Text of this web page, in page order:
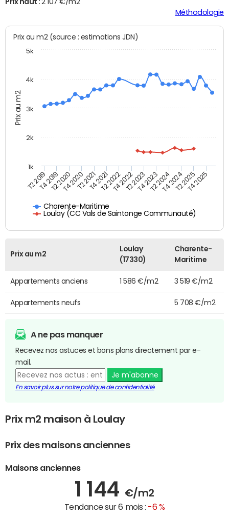
Méthodologie
Prix au m2
Prix au m2 (source : estimations JDN)
Charente-Maritime
Loulay (CC Vals de Saintonge Communauté)
T2 2019T4 2019T2 2020T4 2020T2 2021T4 2021T2 2022T4 2022T2 2023T4 2023T2 2024T4 2024T2 2025T4 2025
1k
2k
3k
4k
5k
Prix au m2
Loulay
(17330)
Charente-
Maritime
Appartements anciens 1 586 €/m2 3 519 €/m2
Appartements neufs 5 708 €/m2
A ne pas manquer
Recevez nos astuces et bons plans directement par e-
mail.
Je m'abonne
En savoir plus sur notre politique de confidentialité
Prix m2 maison à Loulay
Prix des maisons anciennes
Maisons anciennes
1 144 €/m2
Tendance sur 6 mois : -6 %